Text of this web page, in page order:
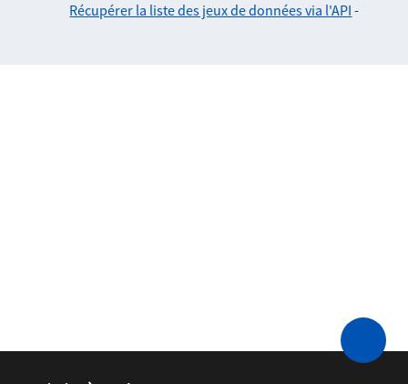
Récupérer la liste des jeux de données via l'API -